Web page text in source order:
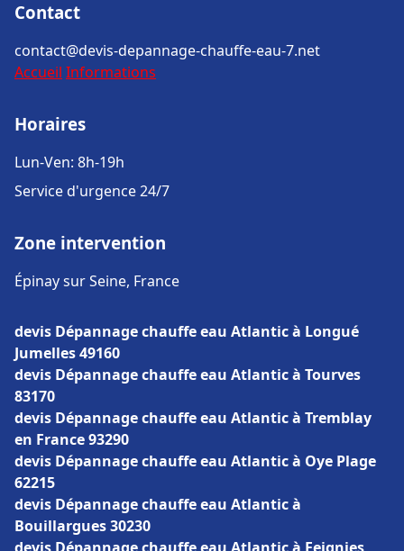
Contact
contact@devis-depannage-chauffe-eau-7.net
Accueil Informations
Horaires
Lun-Ven: 8h-19h
Service d'urgence 24/7
Zone intervention
Épinay sur Seine, France
devis Dépannage chauffe eau Atlantic à Longué
Jumelles 49160
devis Dépannage chauffe eau Atlantic à Tourves
83170
devis Dépannage chauffe eau Atlantic à Tremblay
en France 93290
devis Dépannage chauffe eau Atlantic à Oye Plage
62215
devis Dépannage chauffe eau Atlantic à
Bouillargues 30230